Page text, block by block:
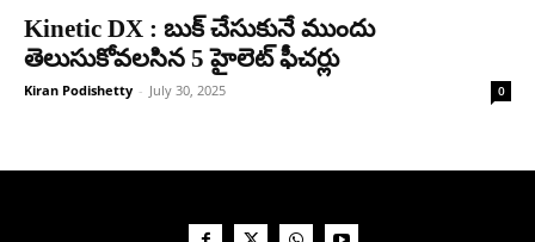
Kinetic DX : బుక్ చేసుకునే ముందు
తెలుసుకోవలసిన 5 హైలెట్ ఫీచర్లు
Kiran Podishetty - July 30, 2025 0